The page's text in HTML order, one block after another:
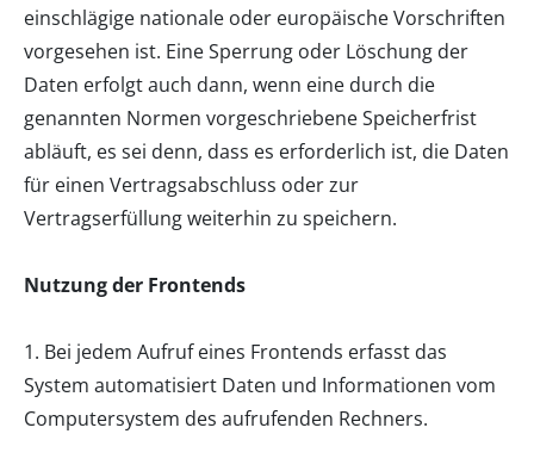
einschlägige nationale oder europäische Vorschriften
vorgesehen ist. Eine Sperrung oder Löschung der
Daten erfolgt auch dann, wenn eine durch die
genannten Normen vorgeschriebene Speicherfrist
abläuft, es sei denn, dass es erforderlich ist, die Daten
für einen Vertragsabschluss oder zur
Vertragserfüllung weiterhin zu speichern.
Nutzung der Frontends
1. Bei jedem Aufruf eines Frontends erfasst das
System automatisiert Daten und Informationen vom
Computersystem des aufrufenden Rechners.